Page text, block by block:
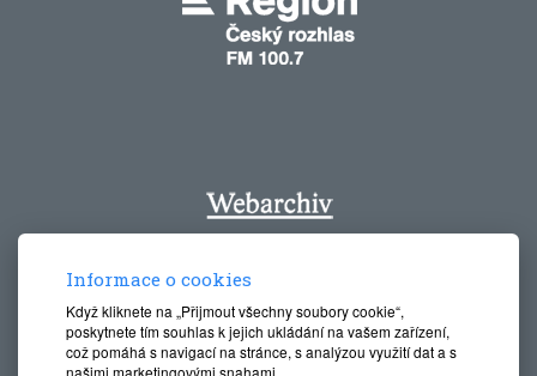
Informace o cookies
Když kliknete na „Přijmout všechny soubory cookie“,
poskytnete tím souhlas k jejich ukládání na vašem zařízení,
což pomáhá s navigací na stránce, s analýzou využití dat a s